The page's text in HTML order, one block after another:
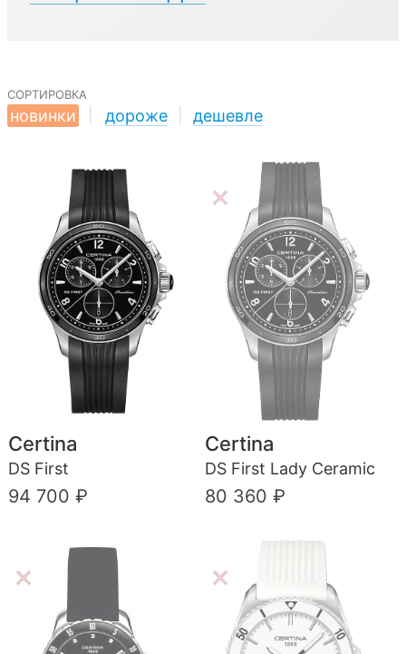
сортировка
новинки
дороже дешевле
Certina
DS First
94 700 ₽
Certina
DS First Lady Ceramic
80 360 ₽